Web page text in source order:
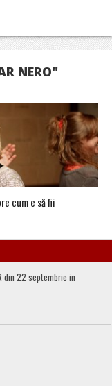
NERO"
cum e să fii
din 22 septembrie in